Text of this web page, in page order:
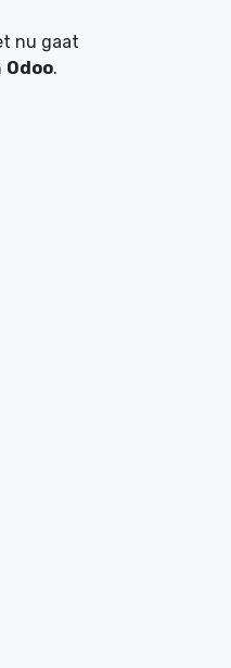
nu gaat
Odoo.